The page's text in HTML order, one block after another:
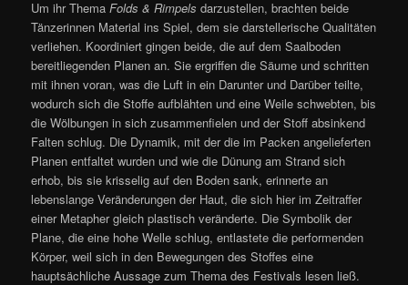
Um ihr ThemaFolds & Rimpels darzustellen, brachten beide
Tänzerinnen Material ins Spiel, dem sie darstellerische Qualitäten
verliehen. Koordiniert gingen beide, die auf dem Saalboden
bereitliegenden Planen an. Sie ergriffen die Säume und schritten
mit ihnen voran, was die Luft in ein Darunter und Darüber teilte,
wodurch sich die Stoffe aufblähten und eine Weile schwebten, bis
die Wölbungen in sich zusammenfielen und der Stoff absinkend
Falten schlug. Die Dynamik, mit der die im Packen angelieferten
Planen entfaltet wurden und wie die Dünung am Strand sich
erhob, bis sie krisselig auf den Boden sank, erinnerte an
lebenslange Veränderungen der Haut, die sich hier im Zeitraffer
einer Metapher gleich plastisch veränderte. Die Symbolik der
Plane, die eine hohe Welle schlug, entlastete die performenden
Körper, weil sich in den Bewegungen des Stoffes eine
hauptsächliche Aussage zum Thema des Festivals lesen ließ.